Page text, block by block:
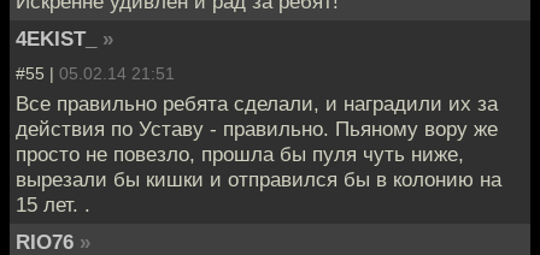
4EKIST_
»
#55 | 05.02.14 21:51
Все правильно ребята сделали, и наградили их за
действия по Уставу - правильно. Пьяному вору же
просто не повезло, прошла бы пуля чуть ниже,
вырезали бы кишки и отправился бы в колонию на
15 лет. .
RIO76 »